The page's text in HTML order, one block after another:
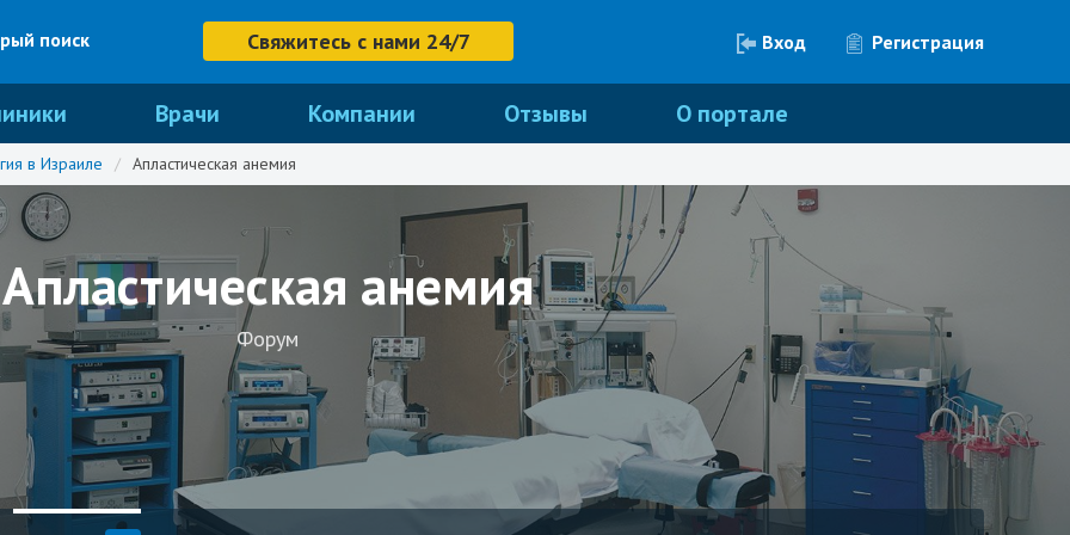
Регистрация
Вход
поиск Свяжитесь с нами 24/7
Врачи Компании Отзывы О портале
в Израиле / Апластическая анемия
Апластическая анемия
Форум